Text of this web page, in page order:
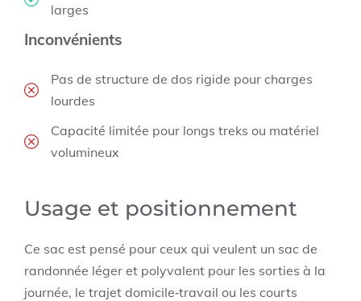
larges
Inconvénients
Pas de structure de dos rigide pour charges
lourdes
Capacité limitée pour longs treks ou matériel
volumineux
Usage et positionnement
Ce sac est pensé pour ceux qui veulent un sac de
randonnée léger et polyvalent pour les sorties à la
journée, le trajet domicile‑travail ou les courts